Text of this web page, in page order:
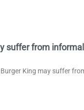
suffer from
King may suffer